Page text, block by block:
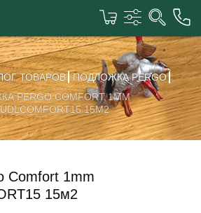
ТОВАРОВ
ПОДЛОЖКА PERGO
PERGO COMFORT 1MM
15М2
Comfort 1mm
15м2